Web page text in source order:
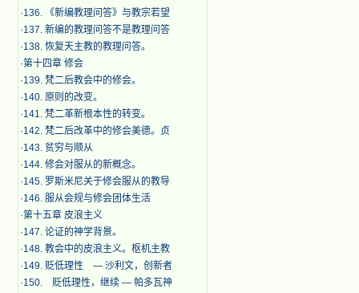
·136. 《新编教理问答》与教宗若望
·137. 新编的教理问答不是教理问答
·138. 恢复天主教的教理问答。
·第十四章 修会
·139. 梵二后教会中的修会。
·140. 原则的改变。
·141. 梵二革新根本性的转变。
·142. 梵二后改革中的修会美德。贞
·143. 贫穷与顺从
·144. 修会对服从的新概念。
·145. 罗斯米尼关于修会服从的教导
·146. 服从会规与修会团体生活
·第十五章 皮浪主义
·147. 论证的神学背景。
·148. 教会中的皮浪主义。枢机主教
·149. 贬低理性 — 沙利文，创新者
·150. 贬低理性，继续 — 帕多瓦神